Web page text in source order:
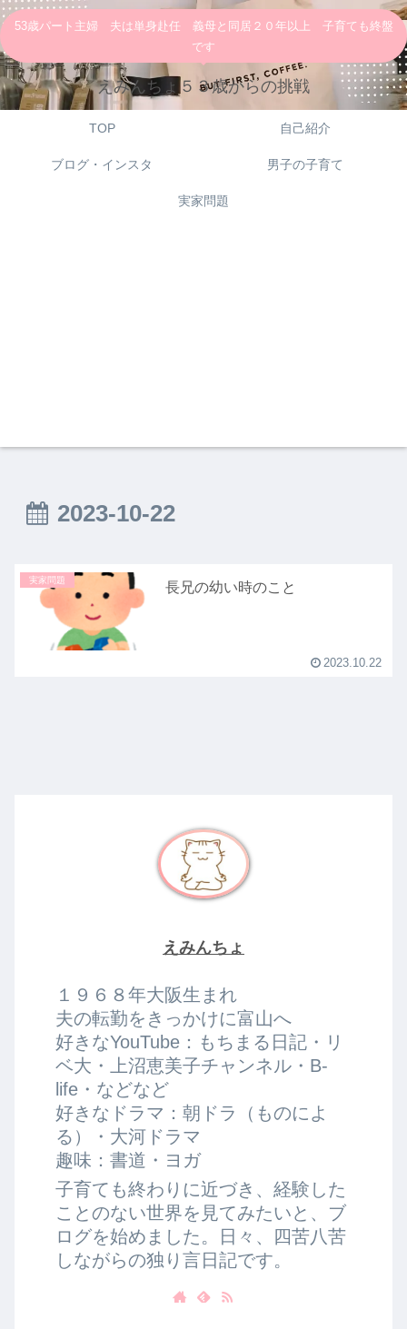
53歳パート主婦 夫は単身赴任 義母と同居２０年以上 子育ても終盤
です
えみんちょ５３歳からの挑戦
TOP 自己紹介
ブログ・インスタ 男子の子育て
実家問題
2023-10-22
実家問題 長兄の幼い時のこと
2023.10.22
えみんちょ
１９６８年大阪生まれ
夫の転勤をきっかけに富山へ
好きなYouTube：もちまる日記・リ
ベ大・上沼恵美子チャンネル・B-
life・などなど
好きなドラマ：朝ドラ（ものによ
る）・大河ドラマ
趣味：書道・ヨガ
子育ても終わりに近づき、経験した
ことのない世界を見てみたいと、ブ
ログを始めました。日々、四苦八苦
しながらの独り言日記です。